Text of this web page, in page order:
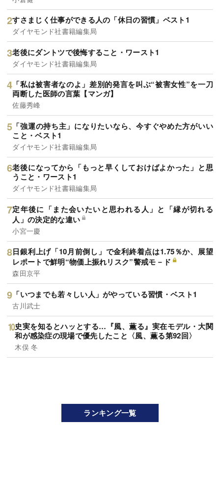
すさまじく仕事ができる人の「休日の習慣」ベスト1
ダイヤモンド社書籍編集局
老後にダントツで後悔すること・ワースト1
ダイヤモンド社書籍編集局
「私は被害者なのよ」差別的発言を叫ぶ“被害女性”を一刀
両断した医師の言葉【マンガ】
佐藤秀峰
「強運の持ち主」になりたいなら、今すぐやめた方がいい
こと・ベスト1
ダイヤモンド社書籍編集局
老後になってから「もっと早くしておけばよかった」と思
うこと・ワースト1
ダイヤモンド社書籍編集局
定年後に「また会いたいと思われる人」と「縁が切れる
人」の決定的な違い
小宮一慶
日銀利上げ「10月前倒し」で金利終着点は1.75％か、展望
レポートで鮮明“物価上振れリスク”警戒モ－ド
森田京平
「いつまでも若々しい人」がやっている習慣・ベスト1
古川武士
史実を知るとハッとする…『風、薫る』実在モデル・大関
和が感染症の現場で優先したこと〈風、薫る第92回〉
木俣 冬
ランキング一覧